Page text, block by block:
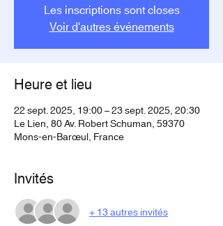
Les inscriptions sont closes
Voir d'autres événements
Heure et lieu
22 sept. 2025, 19:00 – 23 sept. 2025, 20:30
Le Lien, 80 Av. Robert Schuman, 59370
Mons-en-Barœul, France
Invités
+ 13 autres invités